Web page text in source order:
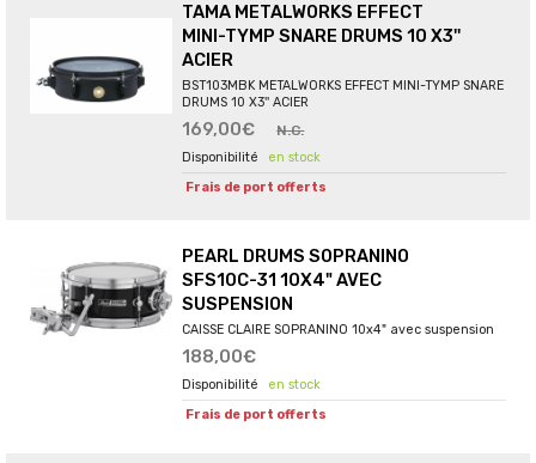
TAMA METALWORKS EFFECT
MINI-TYMP SNARE DRUMS 10 X3''
ACIER
BST103MBK METALWORKS EFFECT MINI-TYMP SNARE
DRUMS 10 X3'' ACIER
169,00€ N.C.
en stock
Frais de port offerts
PEARL DRUMS SOPRANINO
SFS10C-31 10X4" AVEC
SUSPENSION
CAISSE CLAIRE SOPRANINO 10x4" avec suspension
188,00€
en stock
Frais de port offerts